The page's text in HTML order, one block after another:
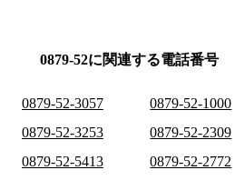
0879-52に関連する電話番号
0879-52-3057 0879-52-1000
0879-52-3253
0879-52-2309
0879-52-5413
0879-52-2772